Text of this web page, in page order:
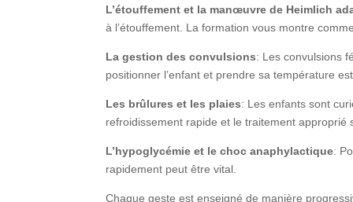
L’étouffement et la manœuvre de Heimlich
à l’étouffement. La formation vous montre
La gestion des convulsions: Les convulsions
positionner l’enfant et prendre sa température
Les brûlures et les plaies: Les enfants sont
refroidissement rapide et le traitement approprié
L’hypoglycémie et le choc anaphylactique:
rapidement peut être vital.
Chaque geste est enseigné de manière